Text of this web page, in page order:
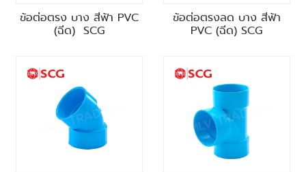
ข้อต่อตรง บาง สีฟ้า PVC
(ฉีด) SCG
ข้อต่อตรงลด บาง สีฟ้า
PVC (ฉีด) SCG